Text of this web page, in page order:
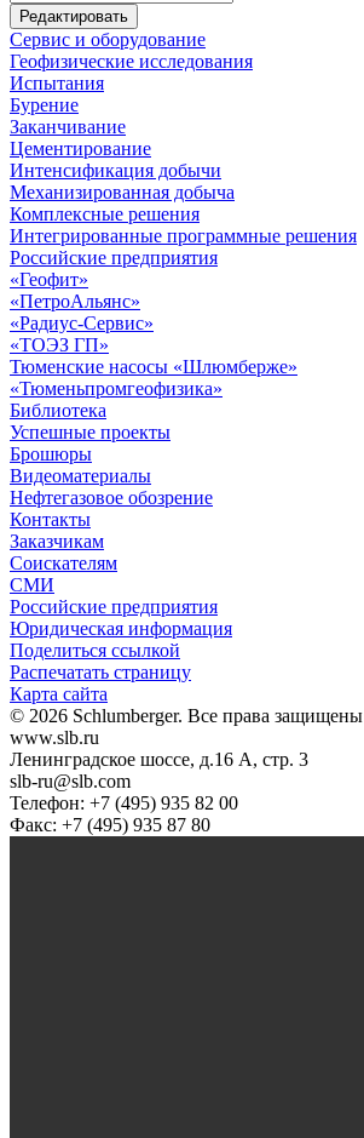
Сервис и оборудование
Геофизические исследования
Испытания
Бурение
Заканчивание
Цементирование
Интенсификация добычи
Механизированная добыча
Комплексные решения
Интегрированные программные решения
Российские предприятия
«Геофит»
«ПетроАльянс»
«Радиус-Сервис»
«ТОЭЗ ГП»
Тюменские насосы «Шлюмберже»
«Тюменьпромгеофизика»
Библиотека
Успешные проекты
Брошюры
Видеоматериалы
Нефтегазовое обозрение
Контакты
Заказчикам
Соискателям
СМИ
Российские предприятия
Юридическая информация
Поделиться ссылкой
Распечатать страницу
Карта сайта
© 2026 Schlumberger. Все права защищены
www.slb.ru
Ленинградское шоссе, д.16 А, стр. 3
slb-ru@slb.com
Телефон: +7 (495) 935 82 00
Факс: +7 (495) 935 87 80